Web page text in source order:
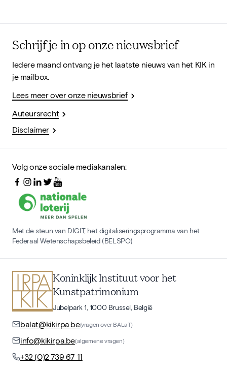
Schrijf je in op onze nieuwsbrief
Iedere maand ontvang je het laatste nieuws van het KIK in
je mailbox.
Lees meer over onze nieuwsbrief
Auteursrecht
Disclaimer
Volg onze sociale mediakanalen:
Met de steun van DIGIT, het digitaliseringsprogramma van het
Federaal Wetenschapsbeleid (BELSPO)
Koninklijk Instituut voor het
Kunstpatrimonium
Jubelpark 1, 1000 Brussel, België
balat@kikirpa.be(vragen over BALaT)
info@kikirpa.be(algemene vragen)
+32 (0)2 739 67 11